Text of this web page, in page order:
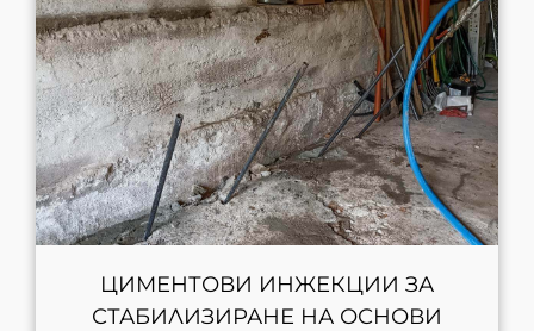
ЦИМЕНТОВИ ИНЖЕКЦИИ ЗА
СТАБИЛИЗИРАНЕ НА ОСНОВИ